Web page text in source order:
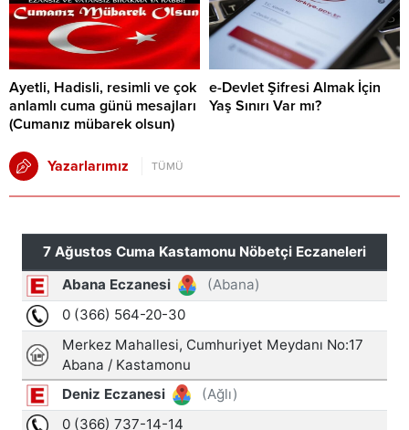
Ayetli, Hadisli, resimli ve çok
anlamlı cuma günü mesajları
(Cumanız mübarek olsun)
e-Devlet Şifresi Almak İçin
Yaş Sınırı Var mı?
Yazarlarımız TÜMÜ